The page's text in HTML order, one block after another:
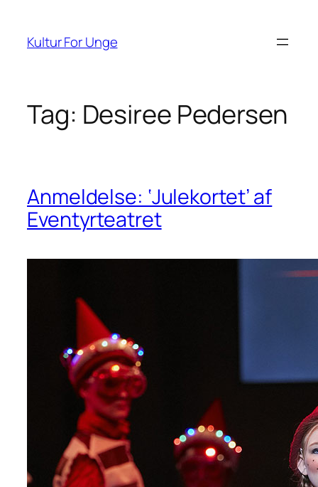
indhold
Kultur For Unge
Tag: Desiree Pedersen
Anmeldelse: ‘Julekortet’ af
Eventyrteatret